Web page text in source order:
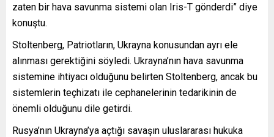
zaten bir hava savunma sistemi olan Iris-T gönderdi” diye
konuştu.
Stoltenberg, Patriotların, Ukrayna konusundan ayrı ele
alınması gerektiğini söyledi. Ukrayna’nın hava savunma
sistemine ihtiyacı olduğunu belirten Stoltenberg, ancak bu
sistemlerin teçhizatı ile cephanelerinin tedarikinin de
önemli olduğunu dile getirdi.
Rusya’nın Ukrayna’ya açtığı savaşın uluslararası hukuka